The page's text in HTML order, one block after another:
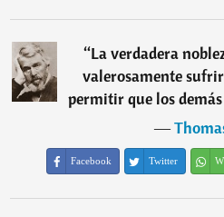
“La verdadera
valerosamente
permitir que los
―
Facebook Twitter